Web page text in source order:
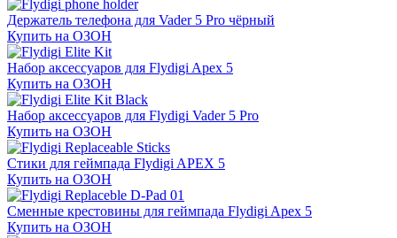
Держатель телефона для Vader 5 Pro чёрный
Купить на ОЗОН
Набор аксессуаров для Flydigi Apex 5
Купить на ОЗОН
Набор аксессуаров для Flydigi Vader 5 Pro
Купить на ОЗОН
Стики для геймпада Flydigi APEX 5
Купить на ОЗОН
Сменные крестовины для геймпада Flydigi Apex 5
Купить на ОЗОН